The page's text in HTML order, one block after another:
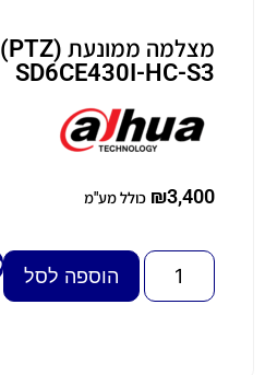
SD6CE430I-HC-S3
₪3,400 כולל מע"מ
הוספה לסל